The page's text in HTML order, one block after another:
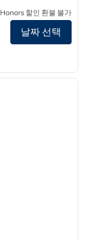
보기
할인 환불 불가
날짜 선택
다음